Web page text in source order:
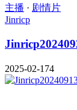
主播 · 剧情片
Jinricp
2025-02-174